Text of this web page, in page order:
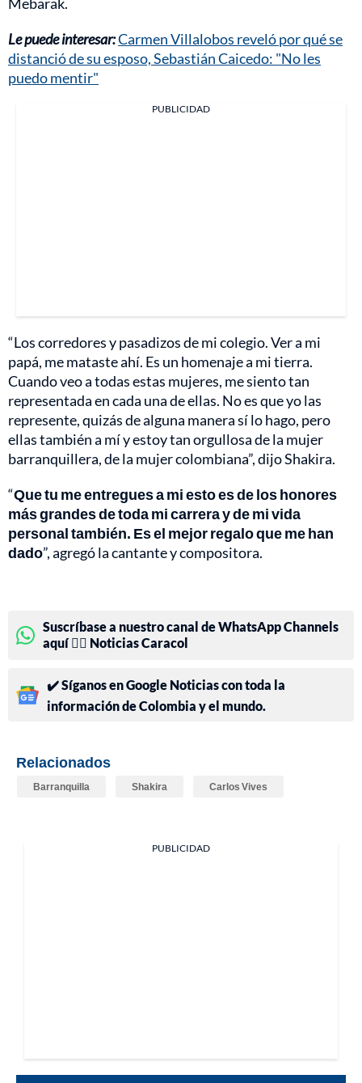
Le puede interesar:Carmen Villalobos reveló por qué se
distanció de su esposo, Sebastián Caicedo: "No les
puedo mentir"
PUBLICIDAD
“Los corredores y pasadizos de mi colegio. Ver a mi
papá, me mataste ahí. Es un homenaje a mi tierra.
Cuando veo a todas estas mujeres, me siento tan
representada en cada una de ellas. No es que yo las
represente, quizás de alguna manera sí lo hago, pero
ellas también a mí y estoy tan orgullosa de la mujer
barranquillera, de la mujer colombiana”, dijo Shakira.
“Que tu me entregues a mi esto es de los honores
más grandes de toda mi carrera y de mi vida
personal también. Es el mejor regalo que me han
dado”, agregó la cantante y compositora.
Suscríbase a nuestro canal de WhatsApp Channels
aquí 👉🏻 Noticias Caracol
✔️ Síganos en Google Noticias con toda la
información de Colombia y el mundo.
Relacionados
Barranquilla Shakira Carlos Vives
PUBLICIDAD